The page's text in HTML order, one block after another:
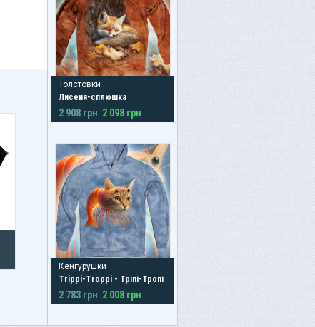
Толстовки
Лисеня-сплюшка
2 908 грн 2 098 грн
Кенгурушки
Trippi-Troppi - Тріпі-Тропі
2 783 грн 2 008 грн